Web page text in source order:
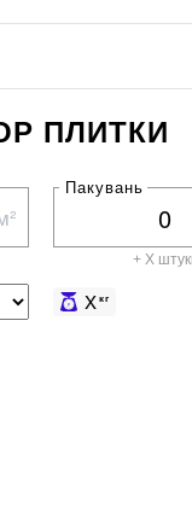
ПЛИТКИ
Пакувань
+ X
Xкг